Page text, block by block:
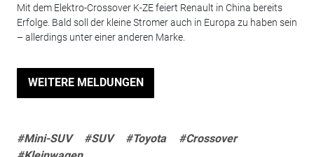
Mit dem Elektro-Crossover K-ZE feiert Renault in China bereits
Erfolge. Bald soll der kleine Stromer auch in Europa zu haben sein
– allerdings unter einer anderen Marke.
WEITERE MELDUNGEN
#Mini-SUV #SUV #Toyota
#Crossover